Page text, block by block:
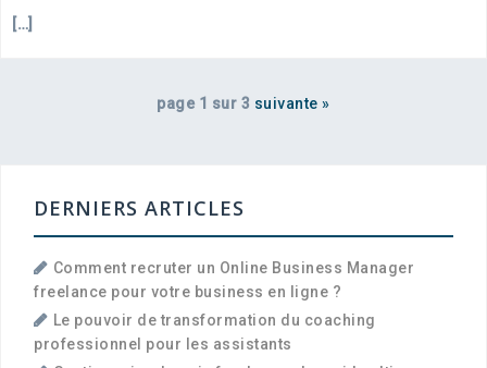
[…]
page 1 sur 3 suivante »
DERNIERS ARTICLES
Comment recruter un Online Business Manager
freelance pour votre business en ligne ?
Le pouvoir de transformation du coaching
professionnel pour les assistants